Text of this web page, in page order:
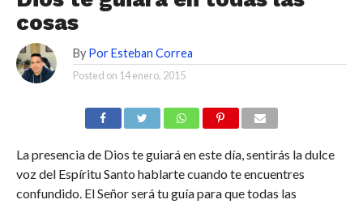
cosas
By Por Esteban Correa
Posted on 14 enero, 2015
La presencia de Dios te guiará en este día, sentirás la dulce
voz del Espíritu Santo hablarte cuando te encuentres
confundido. El Señor será tu guía para que todas las